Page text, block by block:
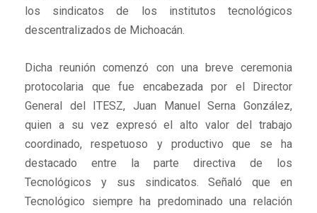
los sindicatos de los institutos tecnológicos
descentralizados de Michoacán.
Dicha reunión comenzó con una breve ceremonia
protocolaria que fue encabezada por el Director
General del ITESZ, Juan Manuel Serna González,
quien a su vez expresó el alto valor del trabajo
coordinado, respetuoso y productivo que se ha
destacado entre la parte directiva de los
Tecnológicos y sus sindicatos. Señaló que en
Tecnológico siempre ha predominado una relación